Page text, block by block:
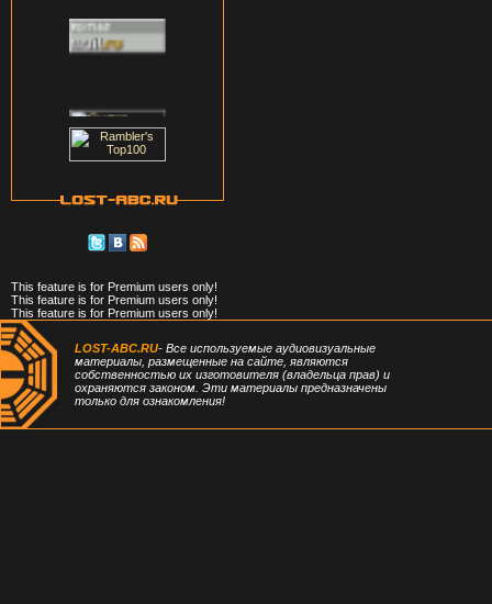
This feature is for Premium users only!
This feature is for Premium users only!
This feature is for Premium users only!
LOST-ABC.RU- Все используемые аудиовизуальные
материалы, размещенные на сайте, являются
собственностью их изготовителя (владельца прав) и
охраняются законом. Эти материалы предназначены
только для ознакомления!